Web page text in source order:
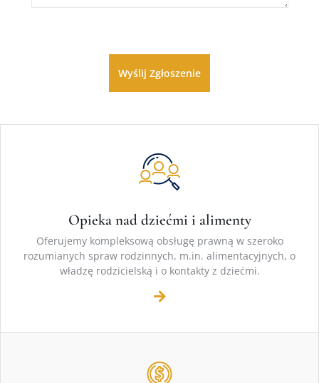
Opieka nad dziećmi i alimenty
Oferujemy kompleksową obsługę prawną w szeroko
rozumianych spraw rodzinnych, m.in. alimentacyjnych, o
władzę rodzicielską i o kontakty z dziećmi.